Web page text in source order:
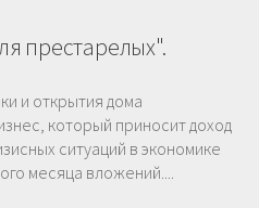
престарелых".
и открытия дома
который приносит доход
ситуаций в экономике
месяца вложений....